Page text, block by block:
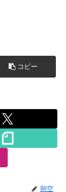
コピー
朔空